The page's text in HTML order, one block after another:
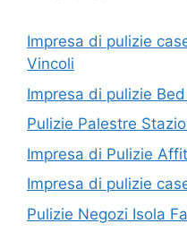
Impresa di pulizie
Vincoli
Impresa di pulizie
Pulizie Palestre
Impresa di Pulizie
Impresa di pulizie
Pulizie Negozi Isola